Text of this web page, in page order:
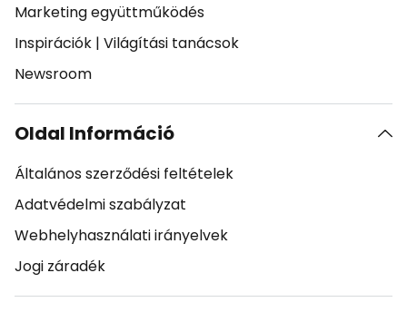
Marketing együttműködés
Inspirációk | Világítási tanácsok
Newsroom
Oldal Információ
Általános szerződési feltételek
Adatvédelmi szabályzat
Webhelyhasználati irányelvek
Jogi záradék